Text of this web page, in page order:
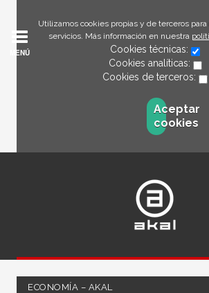
Utilizamos cookies propias y de terceros
servicios. Más información en nuestra
Cookies técnicas:
Cookies analíticas:
Cookies de terceros:
Aceptar
cookies
MENÚ
ECONOMÍA – AKAL